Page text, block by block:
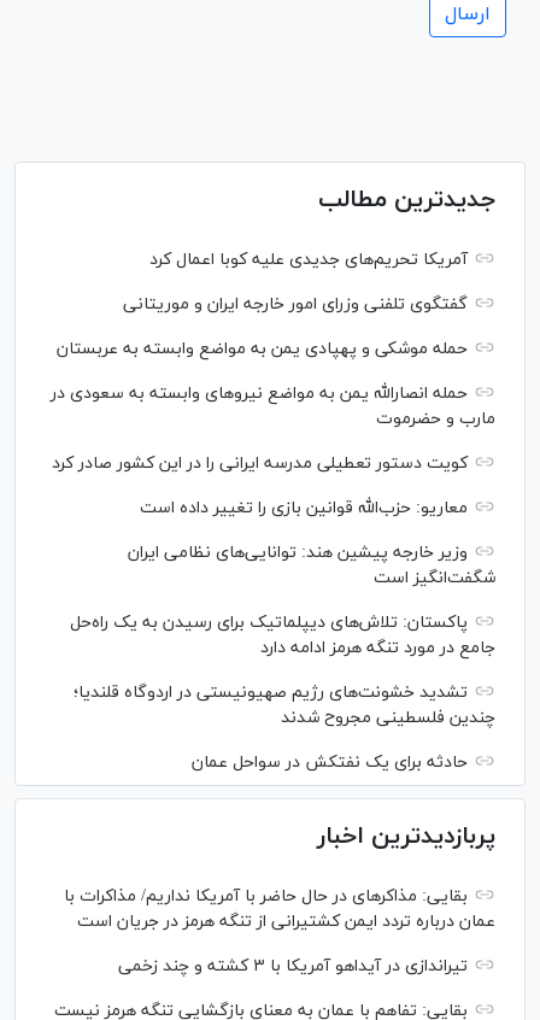
جدیدترین مطالب
آمریکا تحریم‌های جدیدی علیه کوبا اعمال کرد
گفتگوی تلفنی وزرای امور خارجه ایران و موریتانی
حمله موشکی و پهپادی یمن به مواضع وابسته به عربستان
حمله انصارالله یمن به مواضع نیرو‌های وابسته به سعودی در
مارب و حضرموت
کویت دستور تعطیلی مدرسه ایرانی را در این کشور صادر کرد
معاریو: حزب‌الله قوانین بازی را تغییر داده است
وزیر خارجه پیشین هند: توانایی‌های نظامی ایران
شگفت‌انگیز است
پاکستان: تلاش‌های دیپلماتیک برای رسیدن به یک راه‌حل
جامع در مورد تنگه هرمز ادامه دارد
تشدید خشونت‌های رژیم صهیونیستی در اردوگاه قلندیا؛
چندین فلسطینی مجروح شدند
حادثه برای یک نفتکش در سواحل عمان
پربازدیدترین اخبار
بقایی: مذاکره‎ای در حال حاضر با آمریکا نداریم/ مذاکرات با
عمان درباره تردد ایمن کشتیرانی از تنگه هرمز در جریان است
تیراندازی در آیداهو آمریکا با ۳ کشته و چند زخمی
بقایی: تفاهم با عمان به معنای بازگشایی تنگه هرمز نیست